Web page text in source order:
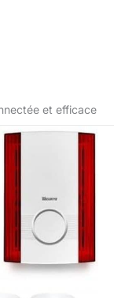
et efficace